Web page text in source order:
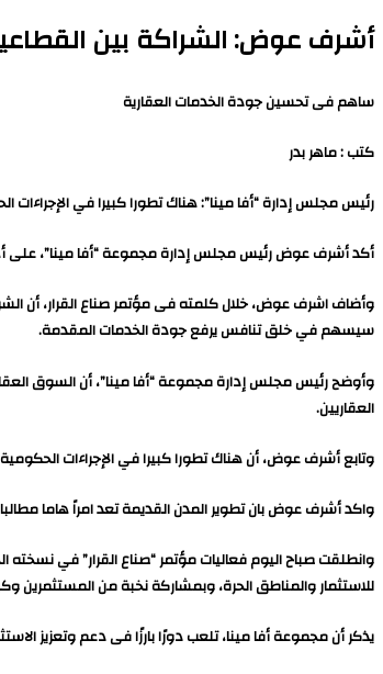
أشرف عوض: الشراكة بين
ساهم فى تحسين جودة الخدمات العقارية
كتب : ماهر بدر
رئيس مجلس إدارة “أفا مينا”: هناك تطورا كبيرا في
أكد أشرف عوض رئيس مجلس إدارة مجموعة “أفا مينا”، على
وأضاف اشرف عوض، خلال كلمته فى مؤتمر صناع القرار، أن
سيسهم في خلق تنافس يرفع جودة الخدمات المقدمة.
وأوضح رئيس مجلس إدارة مجموعة “أفا مينا”، أن السوق
العقاريين.
وتابع أشرف عوض، أن هناك تطورا كبيرا في الإجراءات
واكد أشرف عوض بان تطوير المدن القديمة تعد امراً هاما
وانطلقت صباح اليوم فعاليات مؤتمر “صناع القرار” في نسخته
للاستثمار والمناطق الحرة، وبمشاركة نخبة من المستثمرين
يذكر أن مجموعة أفا مينا، تلعب دورًا بارزًا فى دعم وتعزيز